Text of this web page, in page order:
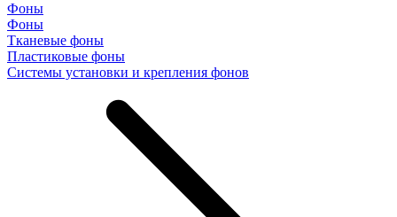
Фоны
Фоны
Тканевые фоны
Пластиковые фоны
Системы установки и крепления фонов